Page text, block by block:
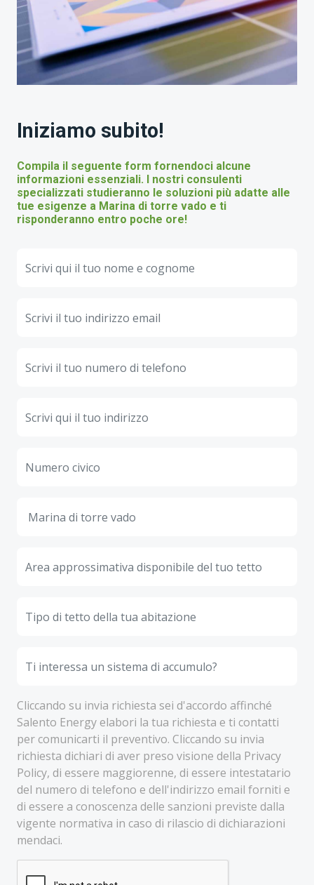
Iniziamo subito!
Compila il seguente form fornendoci alcune
informazioni essenziali. I nostri consulenti
specializzati studieranno le soluzioni più adatte alle
tue esigenze a Marina di torre vado e ti
risponderanno entro poche ore!
Cliccando su invia richiesta sei d'accordo affinché
Salento Energy elabori la tua richiesta e ti contatti
per comunicarti il preventivo. Cliccando su invia
richiesta dichiari di aver preso visione della Privacy
Policy, di essere maggiorenne, di essere intestatario
del numero di telefono e dell'indirizzo email forniti e
di essere a conoscenza delle sanzioni previste dalla
vigente normativa in caso di rilascio di dichiarazioni
mendaci.